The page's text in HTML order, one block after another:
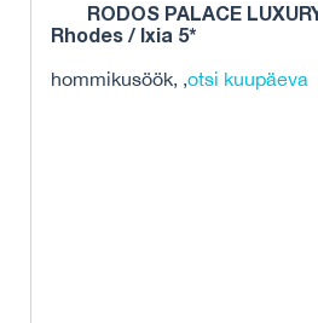
RODOS PALACE
Rhodes / Ixia 5*
hommikusöök, ,otsi kuupäeva